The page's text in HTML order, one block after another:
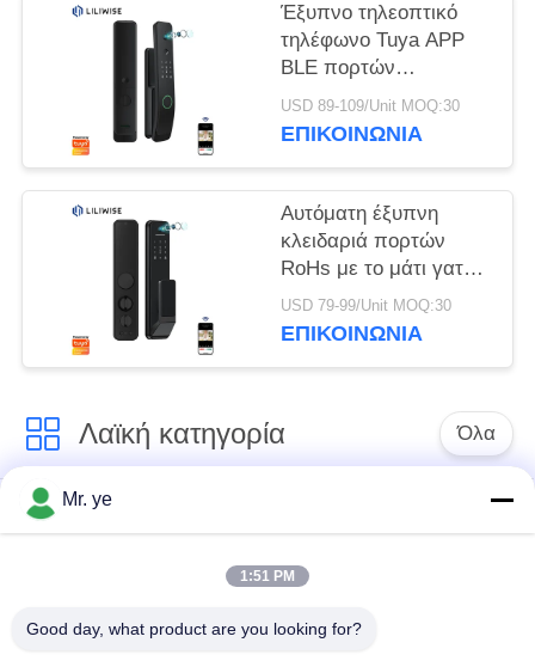
Έξυπνο τηλεοπτικό
τηλέφωνο Tuya APP
BLE πορτών
κλειδαριών πορτών
καμερών ODM
USD 89-109/Unit MOQ:30
ΕΠΙΚΟΙΝΩΝΊΑ
Αυτόματη έξυπνη
κλειδαριά πορτών
RoHs με το μάτι γατών
καμερών HD Tuya
APP
USD 79-99/Unit MOQ:30
ΕΠΙΚΟΙΝΩΝΊΑ
Λαϊκή κατηγορία Όλα
Ηλεκτρονικές
αποτυπωμάτων
κλείδωμα θυρών
Κλειδαριά πορτών
Mr. ye
1:51 PM
Good day, what product are you looking for?